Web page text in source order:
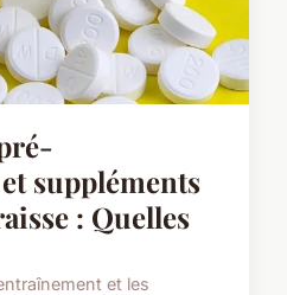
suppléments
: Quelles
et les